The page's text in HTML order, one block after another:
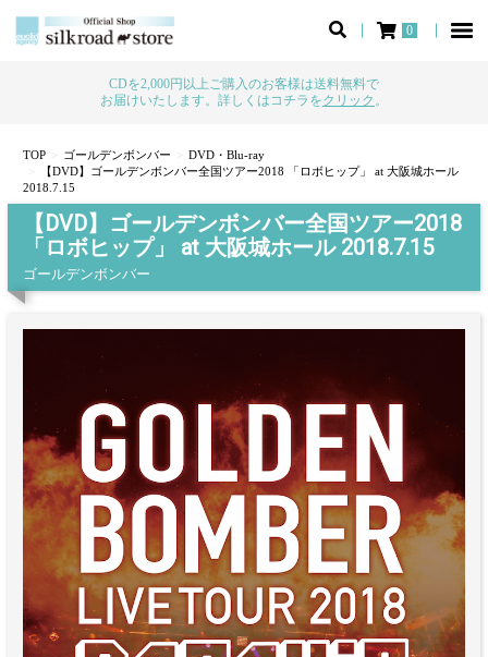
0
CDを2,000円以上ご購入のお客様は送料無料で
お届けいたします。詳しくはコチラをクリック 。
TOP ゴールデンボンバー
DVD・Blu-ray
【DVD】ゴールデンボンバー全国ツアー2018 「ロボヒップ」 at 大阪城ホール
2018.7.15
【DVD】ゴールデンボンバー全国ツアー2018
「ロボヒップ」 at 大阪城ホール 2018.7.15
ゴールデンボンバー